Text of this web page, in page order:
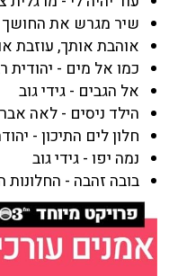
שיר מגרש את החושך
אוהבת אותך, עוזבת
כמו אל מים - יהודית
אל הגבים - גידי גוב
הילד ניסים - לאה
חלון לים התיכון -
נמה יפו - גידי גוב
בובה זהבה - החלונות